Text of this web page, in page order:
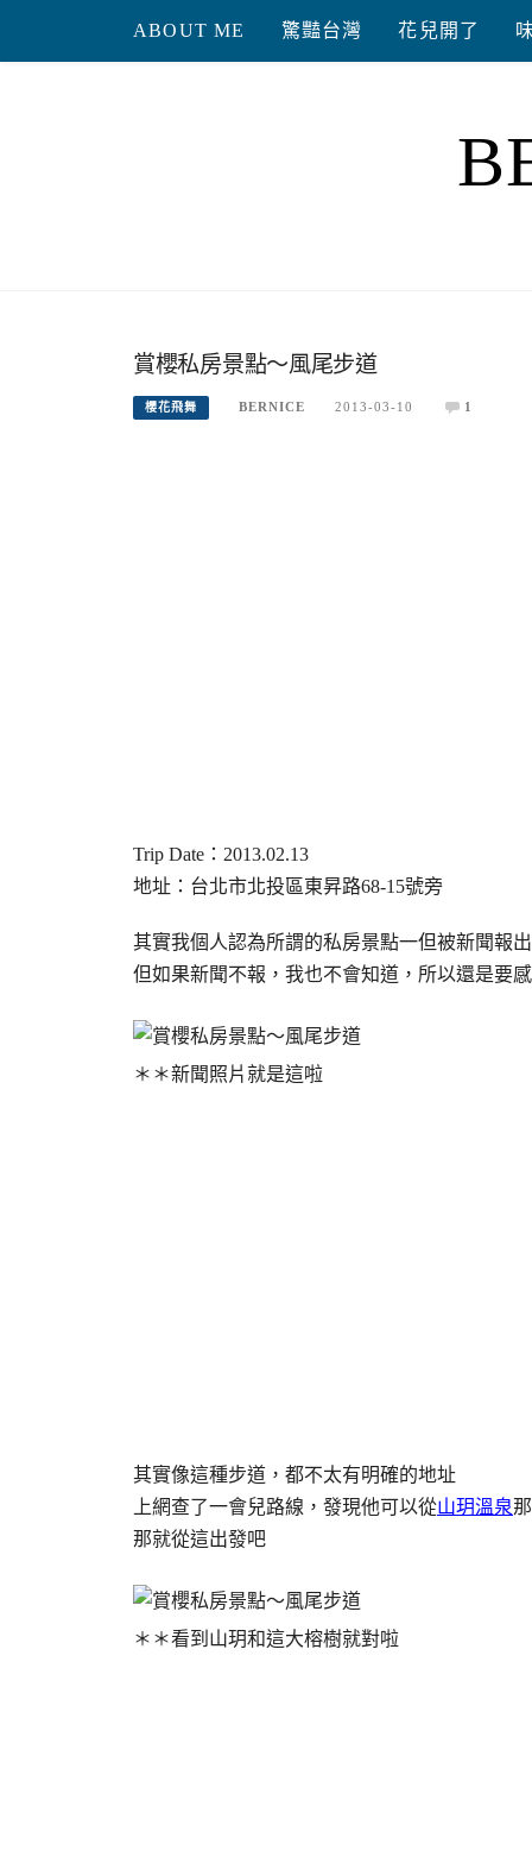
content
ABOUT ME 驚豔台灣 花兒開了
賞櫻私房景點～風尾步道
櫻花飛舞 BERNICE 2013-03-10 1
Trip Date ： 2013.02.13
地址：台北市北投區東昇路68-15號旁
其實我個人認為所謂的私房景點一但被新聞報
但如果新聞不報，我也不會知道，所以還是要
＊＊新聞照片就是這啦
其實像這種步道，都不太有明確的地址
上網查了一會兒路線，發現他可以從山玥溫泉
那就從這出發吧
＊＊看到山玥和這大榕樹就對啦